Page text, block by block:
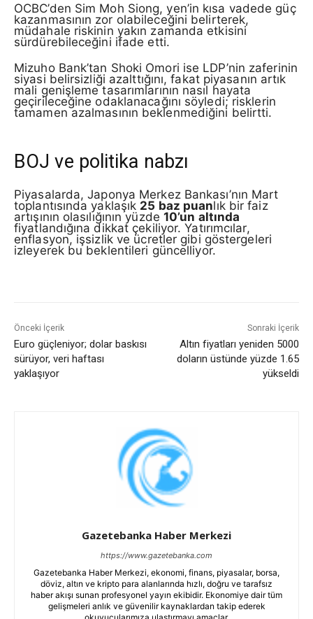
OCBC’den Sim Moh Siong, yen’in kısa vadede güç
kazanmasının zor olabileceğini belirterek,
müdahale riskinin yakın zamanda etkisini
sürdürebileceğini ifade etti.
Mizuho Bank’tan Shoki Omori ise LDP’nin zaferinin
siyasi belirsizliği azalttığını, fakat piyasanın artık
mali genişleme tasarımlarının nasıl hayata
geçirileceğine odaklanacağını söyledi; risklerin
tamamen azalmasının beklenmediğini belirtti.
BOJ ve politika nabzı
Piyasalarda, Japonya Merkez Bankası’nın Mart
toplantısında yaklaşık 25 baz puanlık bir faiz
artışının olasılığının yüzde 10’un altında
fiyatlandığına dikkat çekiliyor. Yatırımcılar,
enflasyon, işsizlik ve ücretler gibi göstergeleri
izleyerek bu beklentileri güncelliyor.
Önceki İçerik
Euro güçleniyor; dolar baskısı
sürüyor, veri haftası
yaklaşıyor
Sonraki İçerik
Altın fiyatları yeniden 5000
doların üstünde yüzde 1.65
yükseldi
Gazetebanka Haber Merkezi
https://www.gazetebanka.com
Gazetebanka Haber Merkezi, ekonomi, finans, piyasalar, borsa,
döviz, altın ve kripto para alanlarında hızlı, doğru ve tarafsız
haber akışı sunan profesyonel yayın ekibidir. Ekonomiye dair tüm
gelişmeleri anlık ve güvenilir kaynaklardan takip ederek